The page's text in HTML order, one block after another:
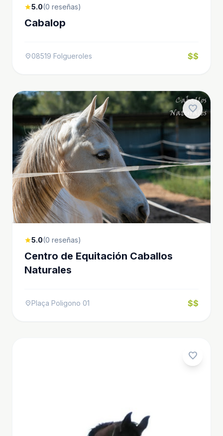
star5.0(0 reseñas)
Cabalop
location_on08519 Folgueroles $$
favorite
star5.0(0 reseñas)
Centro de Equitación Caballos
Naturales
location_onPlaça Poligono 01 $$
favorite